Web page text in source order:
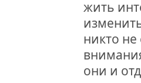
жить
никто не
они и